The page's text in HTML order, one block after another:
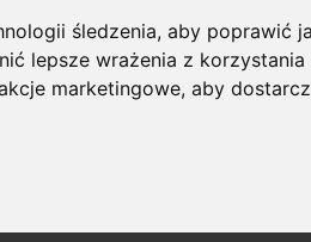
śledzenia, aby poprawić
lepsze wrażenia z
marketingowe,aby